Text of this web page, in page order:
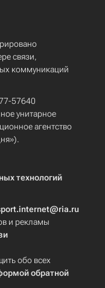
связи,
коммуникаций
57640
унитарное
агентство
технологий
и рекламы
обо всех
обратной